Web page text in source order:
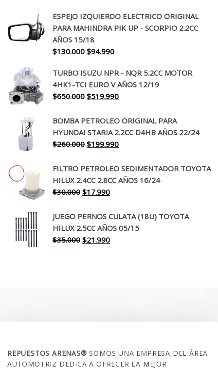
ESPEJO IZQUIERDO ELECTRICO ORIGINAL
PARA MAHINDRA PIK UP - SCORPIO 2.2CC
AÑOS 15/18
$130.000 El
original
era:
$130.000.
$94.990El
actual
es:
$94.990.
TURBO ISUZU NPR - NQR 5.2CC MOTOR
4HK1-TCI EURO V AÑOS 12/19
$650.000 El
original
era:
$650.000.
$519.990El
actual
es:
$519.990.
BOMBA PETROLEO ORIGINAL PARA
HYUNDAI STARIA 2.2CC D4HB AÑOS 22/24
$260.000 El
original
era:
$260.000.
$199.990El
actual
es:
FILTRO PETROLEO SEDIMENTADOR TOYOTA
HILUX 2.4CC 2.8CC AÑOS 16/24
$30.000 El
original
era:
$30.000.
$17.990El
actual
es:
$17.990.
JUEGO PERNOS CULATA (18U) TOYOTA
HILUX 2.5CC AÑOS 05/15
$35.000 El
$21.990El
REPUESTOS ARENAS®SOMOS UNA EMPRESA DEL ÁREA
AUTOMOTRIZ DEDICA A OFRECER LA MEJOR